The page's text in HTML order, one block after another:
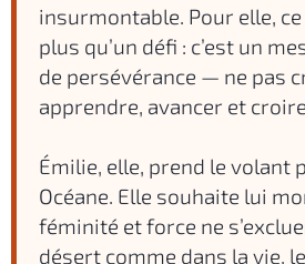
insurmontable. Pour elle,
plus qu’un défi : c’est un
de persévérance — ne pas
apprendre, avancer et
Émilie, elle, prend le volant
Océane. Elle souhaite lui
féminité et force ne
désert comme dans la vie,